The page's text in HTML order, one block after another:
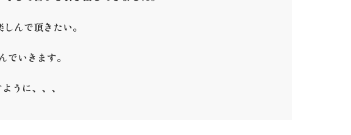
んで頂きたい。
でいきます。
うに、、、